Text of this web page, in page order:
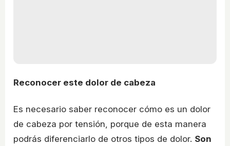
Reconocer este dolor de cabeza
Es necesario saber reconocer cómo es un dolor
de cabeza por tensión, porque de esta manera
podrás diferenciarlo de otros tipos de dolor. Son